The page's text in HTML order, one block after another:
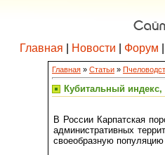
Главная Новости Форум
Главная » Статьи »
Кубитальный
В России Карпатская
административных
своеобразную